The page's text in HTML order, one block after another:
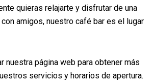
quieras relajarte y disfrutar de una
amigos, nuestro café bar es el lugar
nuestra página web para obtener más
servicios y horarios de apertura.